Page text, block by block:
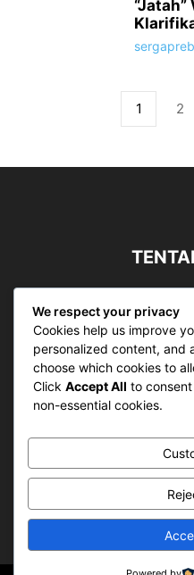
1 2
bergerak di ruang
ruang Publik, Media
sebagai kemampuan
abad
Hubungi kami:
We respect your privacy
Cookies help us improve
personalized content, and
choose which cookies to
Click Accept All to
non-essential cookies.